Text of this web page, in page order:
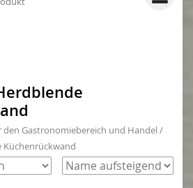
den Gastronomiebereich und Handel /